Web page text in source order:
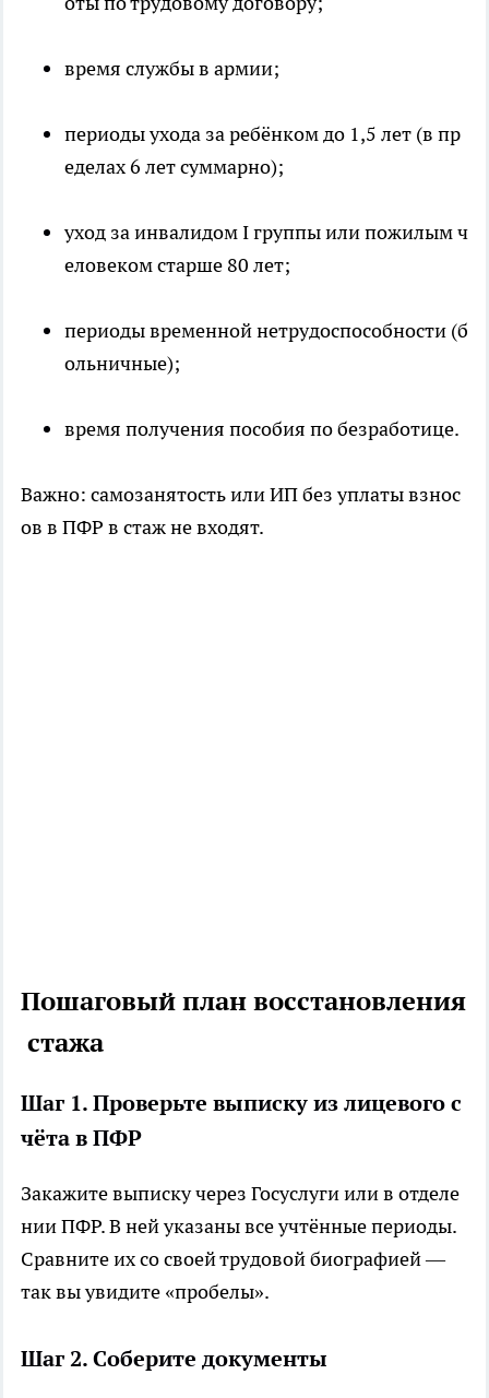
время службы в армии;
периоды ухода за ребёнком до 1,5 лет (в пр
еделах 6 лет суммарно);
уход за инвалидом I группы или пожилым ч
еловеком старше 80 лет;
периоды временной нетрудоспособности (б
ольничные);
время получения пособия по безработице.
Важно: самозанятость или ИП без уплаты взнос
ов в ПФР в стаж не входят.
Пошаговый план восстановления
стажа
Шаг 1. Проверьте выписку из лицевого с
чёта в ПФР
Закажите выписку через Госуслуги или в отделе
нии ПФР. В ней указаны все учтённые периоды.
Сравните их со своей трудовой биографией —
так вы увидите «пробелы».
Шаг 2. Соберите документы